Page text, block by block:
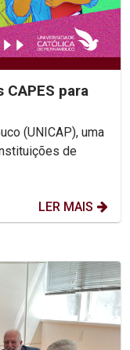
para
(UNICAP), uma
de
LER MAIS